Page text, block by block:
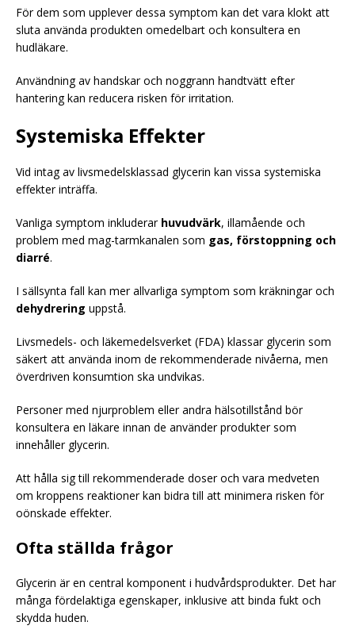
För dem som upplever dessa symptom kan det vara klokt att
sluta använda produkten omedelbart och konsultera en
hudläkare.
Användning av handskar och noggrann handtvätt efter
hantering kan reducera risken för irritation.
Systemiska Effekter
Vid intag av livsmedelsklassad glycerin kan vissa systemiska
effekter inträffa.
Vanliga symptom inkluderar huvudvärk, illamående och
problem med mag-tarmkanalen som gas, förstoppning och
diarré.
I sällsynta fall kan mer allvarliga symptom som kräkningar och
dehydrering uppstå.
Livsmedels- och läkemedelsverket (FDA) klassar glycerin som
säkert att använda inom de rekommenderade nivåerna, men
överdriven konsumtion ska undvikas.
Personer med njurproblem eller andra hälsotillstånd bör
konsultera en läkare innan de använder produkter som
innehåller glycerin.
Att hålla sig till rekommenderade doser och vara medveten
om kroppens reaktioner kan bidra till att minimera risken för
oönskade effekter.
Ofta ställda frågor
Glycerin är en central komponent i hudvårdsprodukter. Det har
många fördelaktiga egenskaper, inklusive att binda fukt och
skydda huden.